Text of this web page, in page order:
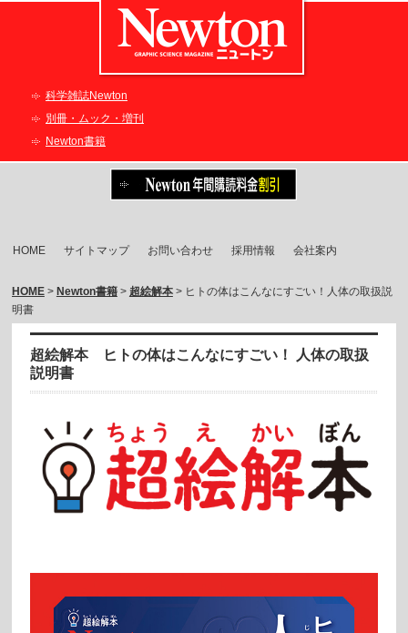
科学雑誌Newton
別冊・ムック・増刊
Newton書籍
HOME サイトマップ お問い合わせ 採用情報 会社案内
HOME> Newton書籍> 超絵解本> ヒトの体はこんなにすごい！人体の取扱説
明書
超絵解本 ヒトの体はこんなにすごい！ 人体の取扱
説明書